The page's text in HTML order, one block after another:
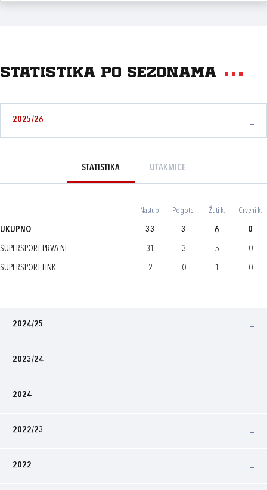
Statistika po sezonama
2025/26
STATISTIKA UTAKMICE
Nastupi Pogotci Žuti k. Crveni k.
UKUPNO 33 3 6 0
SUPERSPORT PRVA NL 31 3 5 0
SUPERSPORT HNK 2 0 1 0
2024/25
2023/24
2024
2022/23
2022